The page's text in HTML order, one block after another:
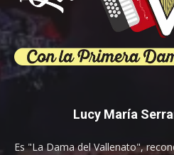
Lucy María
Es "La Dama del Vallenato",